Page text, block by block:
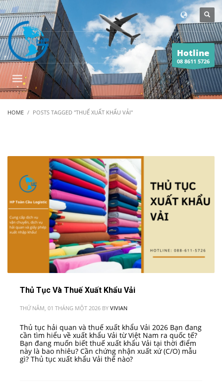
Hotline
08 8611 5726
HOME POSTS TAGGED "THUẾ XUẤT KHẨU VẢI"
Thủ Tục Và Thuế Xuất Khẩu Vải
THỨ NĂM, 01 THÁNG MỘT 2026 BY VIVIAN
Thủ tục hải quan và thuế xuất khẩu Vải 2026 Bạn đang
cần tìm hiểu về xuất khẩu Vải từ Việt Nam ra quốc tế?
Bạn đang muốn biết thuế xuất khẩu Vải tại thời điểm
này là bao nhiêu? Cần chứng nhận xuất xứ (C/O) mẫu
gì? Thủ tục xuất khẩu Vải thế nào?